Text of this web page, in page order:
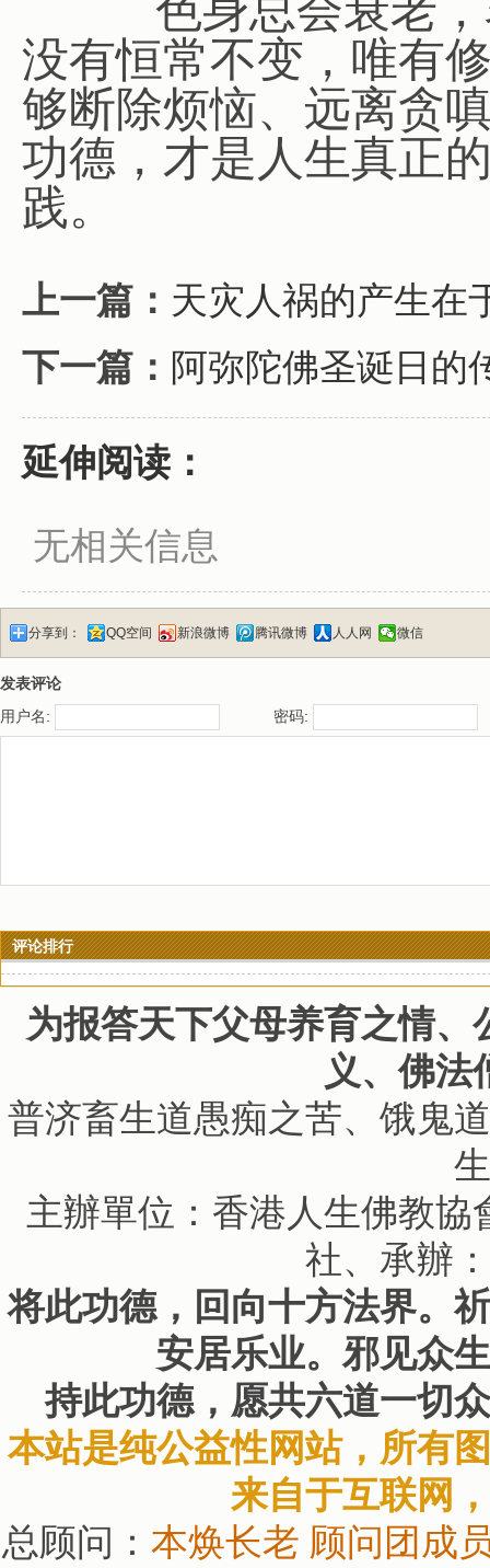
色身总会衰老，
没有恒常不变，唯有
够断除烦恼、远离贪
功德，才是人生真正
践。
上一篇： 天灾人祸的产生在
下一篇： 阿弥陀佛圣诞日的
延伸阅读：
无相关信息
分享到： QQ空间 新浪微博 腾讯微博 人人网 微信
发表评论
用户名:
密码:
评论排行
为报答天下父母养育之情
义、佛法
普济畜生道愚痴之苦、饿鬼
主辦單位：香港人生佛教
社、承辦
将此功德，回向十方法界。
安居乐业。邪见众
持此功德，愿共六道一切
本站是纯公益性网站，所有
来自于互联网
总顾问：本焕长老 顾问团成